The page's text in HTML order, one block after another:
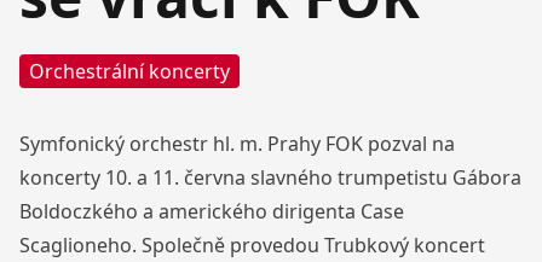
Orchestrální koncerty
Symfonický orchestr hl. m. Prahy FOK pozval na
koncerty 10. a 11. června slavného trumpetistu Gábora
Boldoczkého a amerického dirigenta Case
Scaglioneho. Společně provedou Trubkový koncert